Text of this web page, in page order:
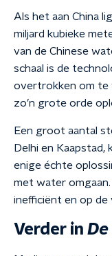
Als het aan China
miljard kubieke
van de Chinese
schaal is de
overtrokken om te
zo’n grote orde
Een groot aantal
Delhi en
enige échte
met water
inefficiënt en op de
Verder in